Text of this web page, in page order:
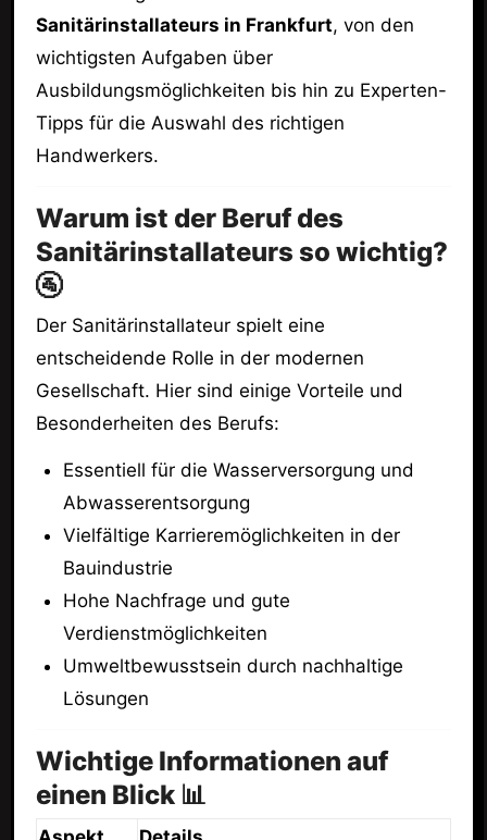
Sanitärinstallateurs in Frankfurt, von den
wichtigsten Aufgaben über
Ausbildungsmöglichkeiten bis hin zu Experten-
Tipps für die Auswahl des richtigen
Handwerkers.
Warum ist der Beruf des
Sanitärinstallateurs so wichtig?
🚰
Der Sanitärinstallateur spielt eine
entscheidende Rolle in der modernen
Gesellschaft. Hier sind einige Vorteile und
Besonderheiten des Berufs:
Essentiell für die Wasserversorgung und
Abwasserentsorgung
Vielfältige Karrieremöglichkeiten in der
Bauindustrie
Hohe Nachfrage und gute
Verdienstmöglichkeiten
Umweltbewusstsein durch nachhaltige
Lösungen
Wichtige Informationen auf
einen Blick 📊